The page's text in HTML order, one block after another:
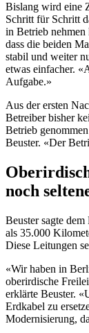
Bislang wird eine
Schritt für Schritt
in Betrieb nehmen
dass die beiden
stabil und weiter
etwas einfacher.
Aufgabe.»
Aus der ersten
Betreiber bisher
Betrieb
Beuster. «Der
noch
Beuster sagte
als 35.000
Diese Leitungen
«Wir haben in
oberirdische
erklärte Beuster.
Erdkabel zu
Modernisierung,